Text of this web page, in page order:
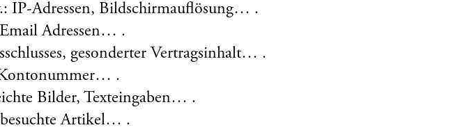
IP-Adressen, Bildschirmauflösung… .
Adressen… .
gesonderter Vertragsinhalt… .
Kontonummer… .
Bilder, Texteingaben… .
besuchte Artikel… .